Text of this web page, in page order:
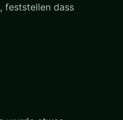
feststellen dass